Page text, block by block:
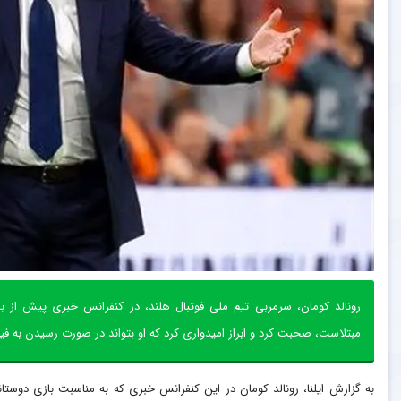
رونالد کومان، سرمربی تیم ملی فوتبال هلند، در کنفرانس خبری پیش
مبتلاست، صحبت کرد و ابراز امیدواری کرد که او بتواند در صورت رسیدن به
به گزارش ایلنا، رونالد کومان در این کنفرانس خبری که به مناسبت بازی